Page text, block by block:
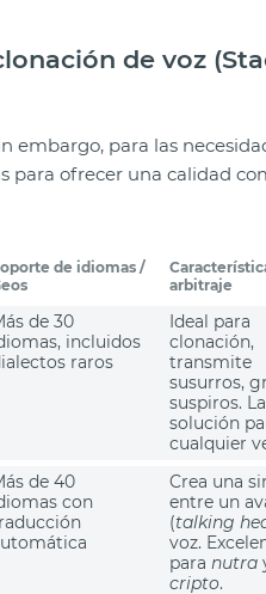
de voz
embargo, para las
para ofrecer una calidad
de idiomas /
arbitraje
de 30
incluidos
raros
Ideal para
clonación,
transmite
susurros,
suspiros.
solución
cualquier
de 40
con
Crea una
entre un
(talking
voz.
para nutra
cripto.